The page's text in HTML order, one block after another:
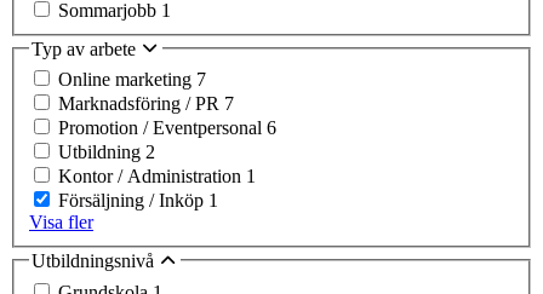
Sommarjobb 1
Typ av arbete
Online marketing 7
Marknadsföring / PR 7
Promotion / Eventpersonal 6
Utbildning 2
Kontor / Administration 1
Försäljning / Inköp 1
Visa fler
Utbildningsnivå